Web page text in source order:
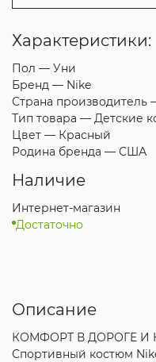
Характеристики:
Пол — Уни
Бренд — Nike
Страна производитель
Тип товара — Детские
Цвет — Красный
Родина бренда — США
Наличие
Интернет-магазин
Достаточно
Описание
КОМФОРТ В ДОРОГЕ И
Спортивный костюм